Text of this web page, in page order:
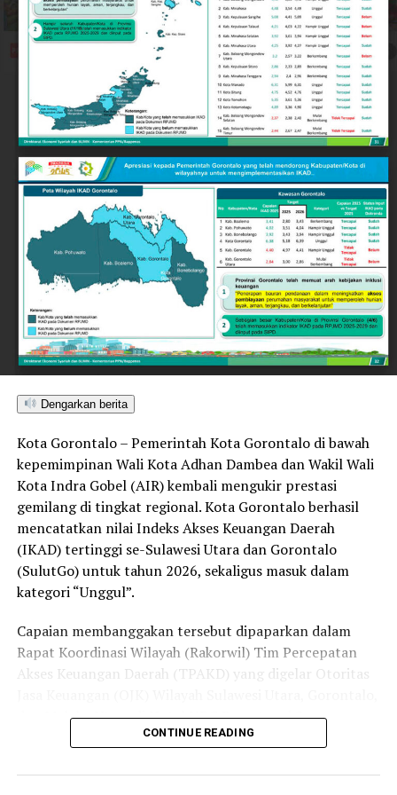
ideal sebagai destinasi investasi, pusat pendidikan,
maupun kawasan hunian yang aman bagi warga lokal
Keberhasilan ini tidak terlepas dari langkah strategis
Pemerintah Kota Gorontalo di bawah kepemimpinan
Wali Kota Adhan Dambea. Salah satu pilar utamanya
adalah penguatan nilai-nilai toleransi antarumat
beragama secara inklusif.
Wali Kota Adhan Dambea menegaskan komitmennya
untuk menjadi mengayom bagi seluruh lapisan
masyarakat tanpa membedakan latar belakang agama.
Komitmen ini diwujudkan lewat dukungan nyata
terhadap berbagai agenda keagamaan, termasuk bagi
kelompok minoritas.
Selain pengukuhan nilai toleransi, kondusivitas daerah
turut ditopang oleh tindakan tegas Pemkot Gorontalo
bersama aparat penegak hukum dalam memberantas
secara menyeluruh, tidak hanya menyasar pengecer
skala kecil tetapi juga distributor dan toko-toko besar
yang melanggar aturan.
Dalam daftar pemeringkatan nasional tersebut, Kota
Denpasar menempati posisi puncak dengan tingkat rasa
aman masyarakat melebihi 81 persen, disusul oleh Kota
Yogyakarta, Surakarta, Semarang, Magelang, dan
Kota Gorontalo yang berada di urutan ketujuh berhasil
mengungguli sejumlah kota berkembang lainnya di
Singkawang. Capaian ini menjadi bukti konkret bahwa
Kota Gorontalo terus bertransformasi menjadi daerah
Dengarkan berita
Kota Gorontalo – Pemerintah Kota Gorontalo di bawah
kepemimpinan Wali Kota Adhan Dambea dan Wakil Wali
Kota Indra Gobel (AIR) kembali mengukir prestasi
gemilang di tingkat regional. Kota Gorontalo berhasil
mencatatkan nilai Indeks Akses Keuangan Daerah
(IKAD) tertinggi se-Sulawesi Utara dan Gorontalo
(SulutGo) untuk tahun 2026, sekaligus masuk dalam
kategori “Unggul”.
Capaian membanggakan tersebut dipaparkan dalam
Rapat Koordinasi Wilayah (Rakorwil) Tim Percepatan
Akses Keuangan Daerah (TPAKD) yang digelar Otoritas
dan Maluku Utara di Hotel NDC Resort and Spa,
Manado, Sulawesi Utara, Rabu (29/7/2026).
Delegasi Pemkot Gorontalo dipimpin langsung oleh
CONTINUE READING